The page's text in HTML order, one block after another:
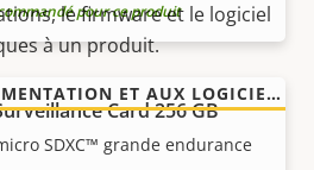
pour ce produit
Card 256 GB
SDXC™ grande endurance
le firmware et le logiciel
à un produit.
ACCÉDER À LA DOCUMENTATION ET AUX LOGICIELS